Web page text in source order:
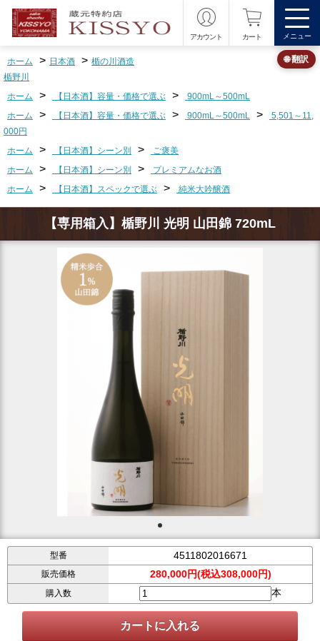
アカウント カート メニュー
ホーム > 日本酒 > 楯の川酒造
楯野川
ホーム
> 【日本酒】容量・価格で選ぶ >
900mL～500mL
ホーム
> 【日本酒】容量・価格で選ぶ > 900mL～500mL >
5,501～11,
000円
ホーム
> 【日本酒】シーン別 >
ご褒美
ホーム
> 【日本酒】シーン別 >
プレミアムなお酒
ホーム
> 【日本酒】スペックで選ぶ > 純米大吟醸酒
【専用箱入】楯野川 光明 山田錦 720mL
型番 4511802016671
販売価格 280,000円(税込308,000円)
購入数 本
🌐 翻訳